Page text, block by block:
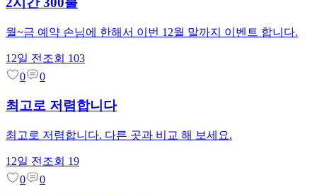
월~금 예약 손님에 한해서 이번 12월 말까지 이벤트 합니다.
12일 전 조회 103
0
0
최고로 저렴합니다
최고로 저렴합니다. 다른 곳과 비교 해 보세요.
12일 전 조회 19
0
0